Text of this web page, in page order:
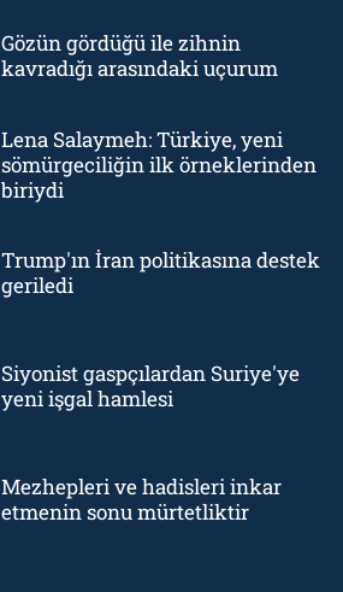
Gözün gördüğü ile zihnin
kavradığı arasındaki uçurum
Lena Salaymeh: Türkiye, yeni
sömürgeciliğin ilk örneklerinden
biriydi
Trump'ın İran politikasına destek
geriledi
Siyonist gaspçılardan Suriye'ye
yeni işgal hamlesi
Mezhepleri ve hadisleri inkar
etmenin sonu mürtetliktir